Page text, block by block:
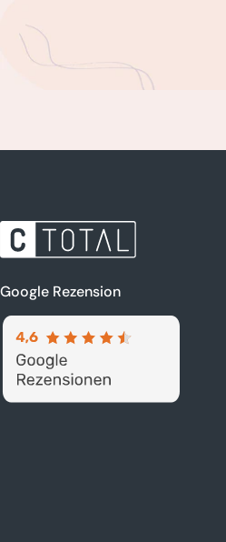
Google Rezension